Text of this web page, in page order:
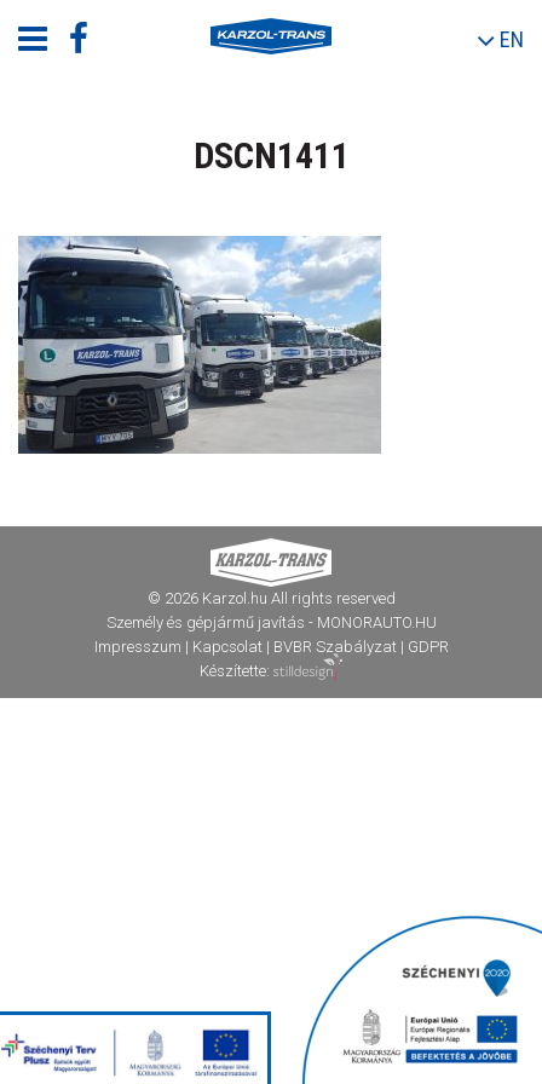
EN
DSCN1411
© 2026 Karzol.hu All rights reserved
Személy és gépjármű javítás - MONORAUTO.HU
Impresszum | Kapcsolat| BVBR Szabályzat| GDPR
Készítette: